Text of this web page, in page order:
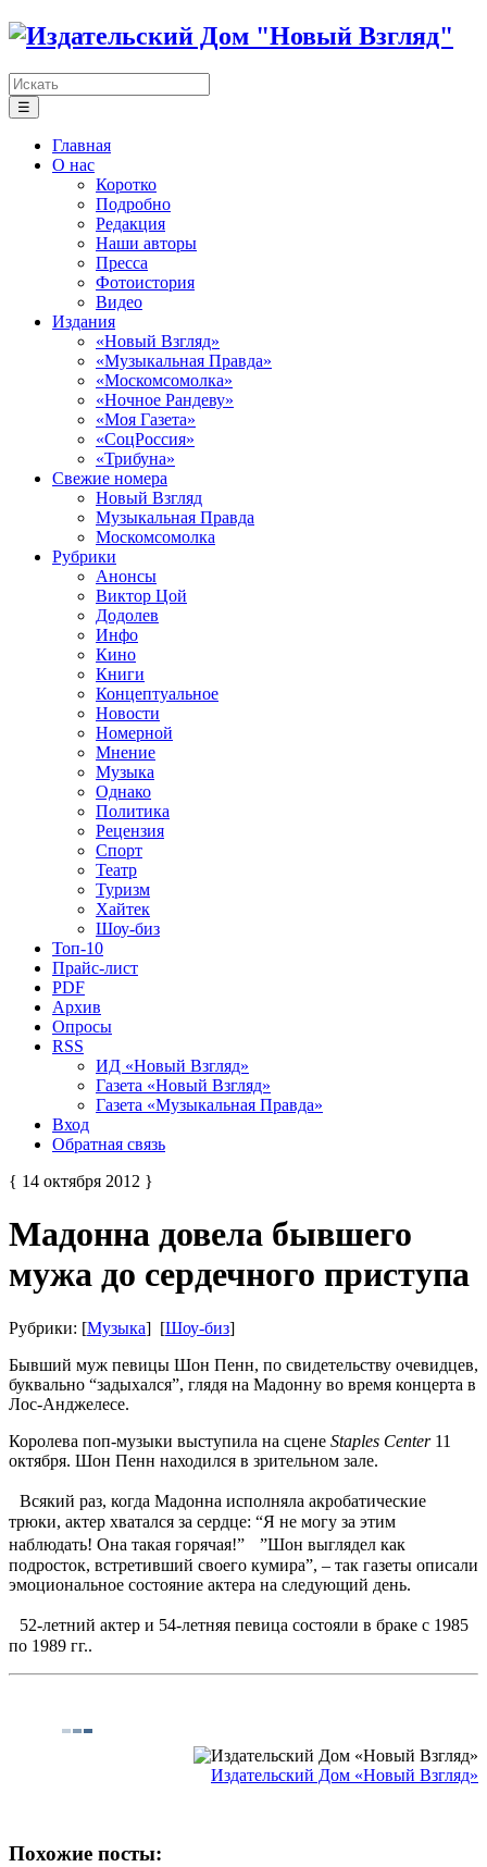
☰
Главная
О нас
Коротко
Подробно
Редакция
Наши авторы
Пресса
Фотоистория
Видео
Издания
«Новый Взгляд»
«Музыкальная Правда»
«Москомсомолка»
«Ночное Рандеву»
«Моя Газета»
«СоцРоссия»
«Трибуна»
Свежие номера
Новый Взгляд
Музыкальная Правда
Москомсомолка
Рубрики
Анонсы
Виктор Цой
Додолев
Инфо
Кино
Книги
Концептуальное
Новости
Номерной
Мнение
Музыка
Однако
Политика
Рецензия
Спорт
Театр
Туризм
Хайтек
Шоу-биз
Топ-10
Прайс-лист
PDF
Архив
Опросы
RSS
ИД «Новый Взгляд»
Газета «Новый Взгляд»
Газета «Музыкальная Правда»
Вход
Обратная связь
{ 14 октября 2012 }
Мадонна довела бывшего
мужа до сердечного приступа
Рубрики: [Музыка] [Шоу-биз]
Бывший муж певицы Шон Пенн, по свидетельству очевидцев,
буквально “задыхался”, глядя на Мадонну во время концерта в
Лос-Анджелесе.
Королева поп-музыки выступила на сцене Staples Center11
октября. Шон Пенн находился в зрительном зале.
Всякий раз, когда Мадонна исполняла акробатические
трюки, актер хватался за сердце: “Я не могу за этим
наблюдать! Она такая горячая!” ”Шон выглядел как
подросток, встретивший своего кумира”, – так газеты описали
эмоциональное состояние актера на следующий день.
52-летний актер и 54-летняя певица состояли в браке с 1985
по 1989 гг..
Издательский Дом «Новый Взгляд»
Похожие посты: